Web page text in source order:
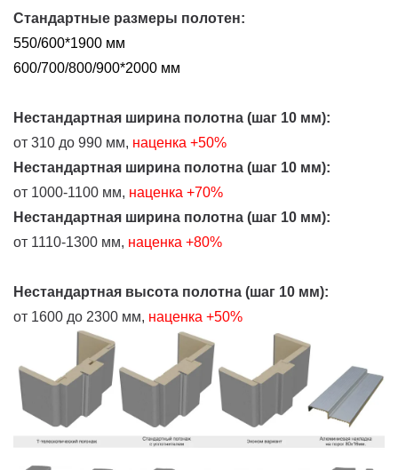
Стандартные размеры полотен:
550/600*1900 мм
600/700/800/900*2000 мм
Нестандартная ширина полотна (шаг 10 мм):
от 310 до 990 мм, наценка +50%
Нестандартная ширина полотна (шаг 10 мм):
от 1000-1100 мм, наценка +70%
Нестандартная ширина полотна (шаг 10 мм):
от 1110-1300 мм, наценка +80%
Нестандартная высота полотна (шаг 10 мм):
от 1600 до 2300 мм, наценка +50%